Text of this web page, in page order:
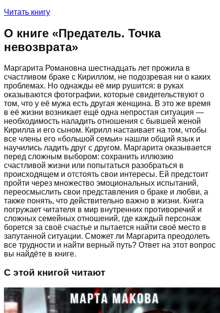
Читать книгу
О книге «Предатель. Точка
невозврата»
Маргарита Романовна шестнадцать лет прожила в
счастливом браке с Кириллом, не подозревая ни о каких
проблемах. Но однажды её мир рушится: в руках
оказываются фотографии, которые свидетельствуют о
том, что у её мужа есть другая женщина. В это же время
в её жизни возникает ещё одна непростая ситуация —
необходимость наладить отношения с бывшей женой
Кирилла и его сыном. Кирилл настаивает на том, чтобы
все члены его «большой семьи» нашли общий язык и
научились ладить друг с другом. Маргарита оказывается
перед сложным выбором: сохранить иллюзию
счастливой жизни или попытаться разобраться в
происходящем и отстоять свои интересы. Ей предстоит
пройти через множество эмоциональных испытаний,
переосмыслить свои представления о браке и любви, а
также понять, что действительно важно в жизни. Книга
погружает читателя в мир внутренних противоречий и
сложных семейных отношений, где каждый персонаж
борется за своё счастье и пытается найти своё место в
запутанной ситуации. Сможет ли Маргарита преодолеть
все трудности и найти верный путь? Ответ на этот вопрос
вы найдёте в книге.
С этой книгой читают